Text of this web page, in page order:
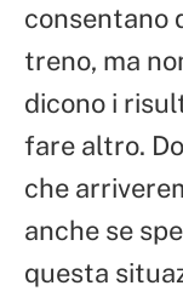
consentano
treno, ma
dicono i
fare altro.
che
anche se
questa